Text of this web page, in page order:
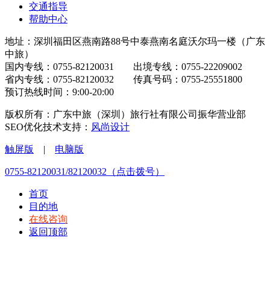
交通指导
帮助中心
地址：深圳福田区燕南路88号中泰燕南名庭沃尔玛一楼（广东
中旅）
国内专线：0755-82120031 出境专线：0755-22209002
省内专线：0755-82120032 传真号码：0755-25551800
预订热线时间：9:00-20:00
版权所有：广东中旅（深圳）旅行社有限公司振华营业部
SEO优化技术支持： 风尚设计
触屏版 | 电脑版
0755-82120031/82120032（点击拨号）
首页
目的地
在线咨询
返回顶部